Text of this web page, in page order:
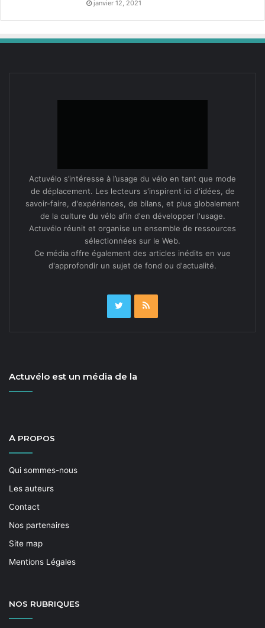
janvier 12, 2021
Actuvélo s’intéresse à l’usage du vélo en tant que mode
de déplacement. Les lecteurs s'inspirent ici d'idées, de
savoir-faire, d'expériences, de bilans, et plus globalement
de la culture du vélo afin d'en développer l'usage.
Actuvélo réunit et organise un ensemble de ressources
sélectionnées sur le Web.
Ce média offre également des articles inédits en vue
d'approfondir un sujet de fond ou d'actualité.
Actuvélo est un média de la
A PROPOS
Qui sommes-nous
Les auteurs
Contact
Nos partenaires
Site map
Mentions Légales
NOS RUBRIQUES